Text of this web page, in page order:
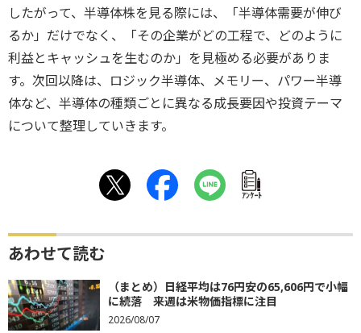
したがって、半導体株を見る際には、「半導体需要が伸び
るか」だけでなく、「その企業がどの工程で、どのように
利益とキャッシュを生むのか」を見極める必要がありま
す。次回以降は、ロジック半導体、メモリー、パワー半導
体など、半導体の種類ごとに異なる成長要因や投資テーマ
について整理していきます。
ｱﾝｹｰﾄ
あわせて読む
（まとめ）日経平均は76円安の65,606円で小幅
に続落 来週は米物価指標に注目
2026/08/07